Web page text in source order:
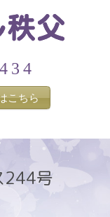
父
こちら
244号